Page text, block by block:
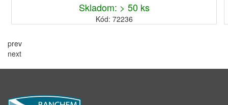
Skladom: > 50 ks
Kód: 72236
prev
next